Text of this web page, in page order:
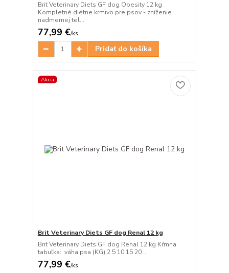
Brit Veterinary Diets GF dog Obesity 12 kg
Kompletné diétne krmivo pre psov - zníženie
nadmernej tel...
77,99 €/ks
Pridať do košíka
Akcia
Brit Veterinary Diets GF dog Renal 12 kg
Brit Veterinary Diets GF dog Renal 12 kg Kŕmna
tabuľka: váha psa (KG) 2 5 10 15 20 ...
77,99 €/ks